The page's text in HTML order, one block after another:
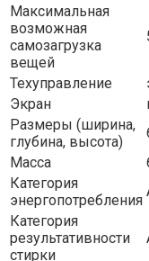
Максимальная
возможная
самозагрузка
вещей
Техуправление
Экран
Размеры (ширина,
глубина, высота)
Масса
Категория
энергопотребления
Категория
результативности
стирки